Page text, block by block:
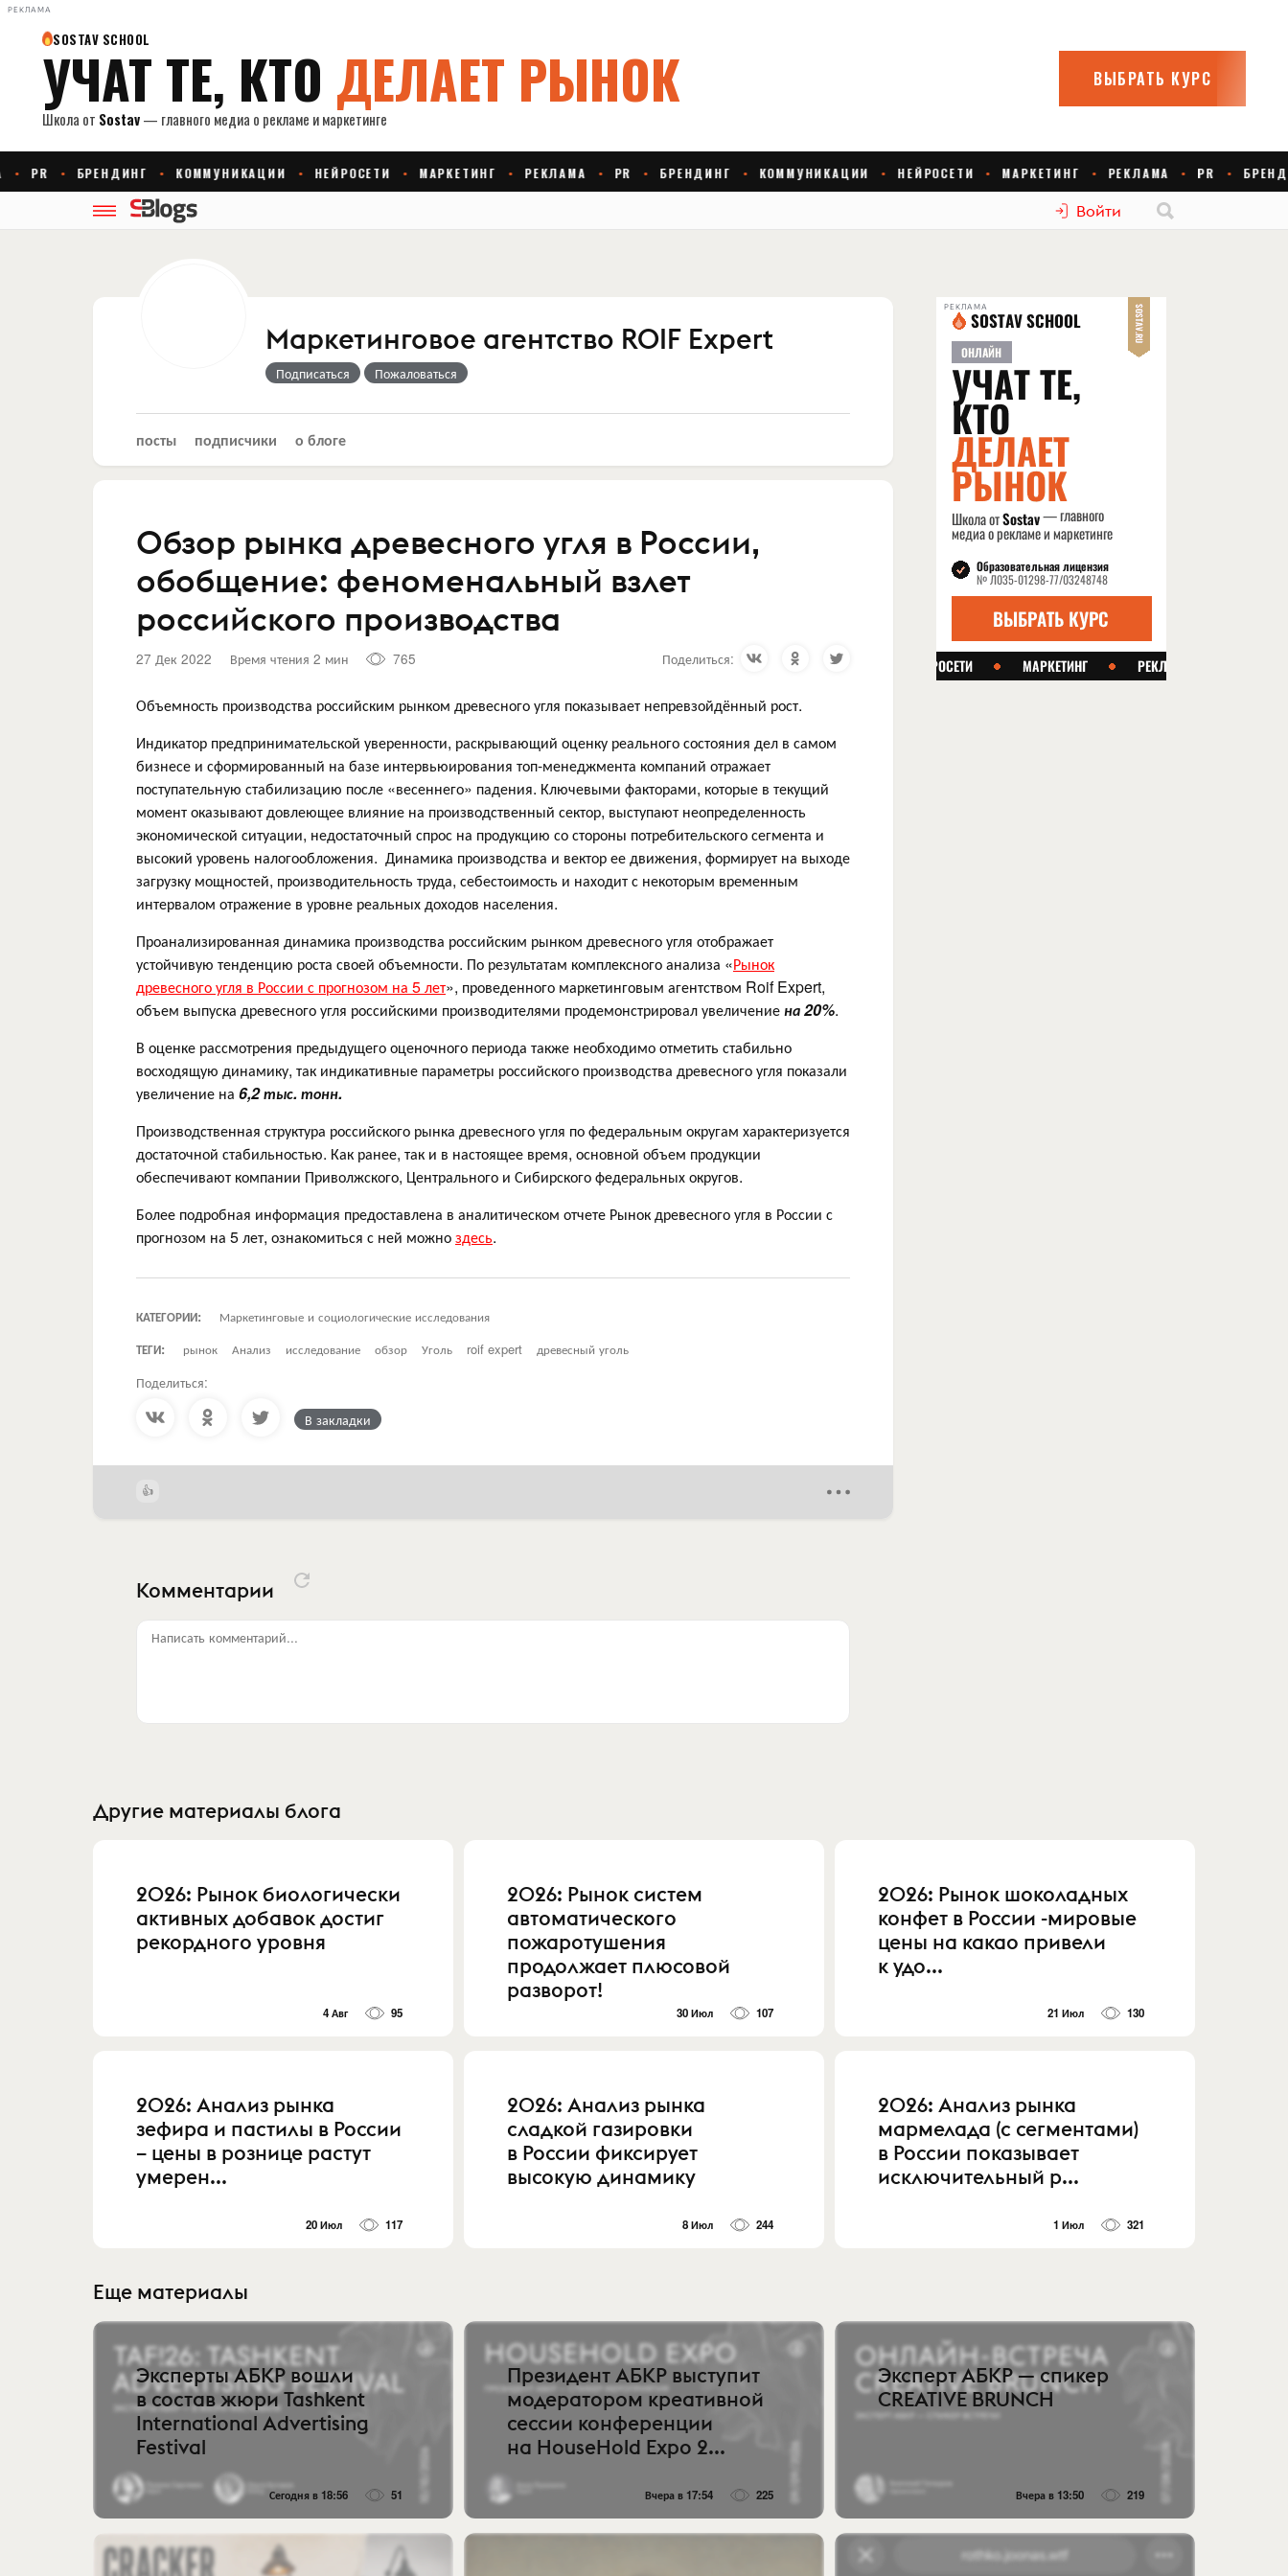
РЕКЛАМА
Войти
Маркетинговое агентство ROIF Expert
Подписаться Пожаловаться
посты подписчики о блоге
Обзор рынка древесного угля в России,
обобщение: феноменальный взлет
российского производства
27 Дек 2022 Время чтения 2 мин 765 Поделиться:
Объемность производства российским рынком древесного угля показывает непревзойдённый рост.
Индикатор предпринимательской уверенности, раскрывающий оценку реального состояния дел в самом
бизнесе и сформированный на базе интервьюирования топ-менеджмента компаний отражает
поступательную стабилизацию после «весеннего» падения. Ключевыми факторами, которые в текущий
момент оказывают довлеющее влияние на производственный сектор, выступают неопределенность
экономической ситуации, недостаточный спрос на продукцию со стороны потребительского сегмента и
высокий уровень налогообложения. Динамика производства и вектор ее движения, формирует на выходе
загрузку мощностей, производительность труда, себестоимость и находит с некоторым временным
интервалом отражение в уровне реальных доходов населения.
Проанализированная динамика производства российским рынком древесного угля отображает
устойчивую тенденцию роста своей объемности. По результатам комплексного анализа «Рынок
древесного угля в России с прогнозом на 5 лет», проведенного маркетинговым агентством Roif Expert,
объем выпуска древесного угля российскими производителями продемонстрировал увеличение на 20%.
В оценке рассмотрения предыдущего оценочного периода также необходимо отметить стабильно
восходящую динамику, так индикативные параметры российского производства древесного угля показали
увеличение на 6,2 тыс. тонн.
Производственная структура российского рынка древесного угля по федеральным округам характеризуется
достаточной стабильностью. Как ранее, так и в настоящее время, основной объем продукции
обеспечивают компании Приволжского, Центрального и Сибирского федеральных округов.
Более подробная информация предоставлена в аналитическом отчете Рынок древесного угля в России с
прогнозом на 5 лет, ознакомиться с ней можноздесь.
КАТЕГОРИИ:
Маркетинговые и социологические исследования
ТЕГИ:
рынок Анализ исследование обзор Уголь roif expert древесный уголь
Поделиться:
В закладки
Комментарии
Написать комментарий...
РЕКЛАМА
Другие материалы блога
2026: Рынок биологически
активных добавок достиг
рекордного уровня
4 Авг 95
2026: Рынок систем
автоматического
пожаротушения
продолжает плюсовой
разворот!
30 Июл 107
2026: Рынок шоколадных
конфет в России -мировые
цены на какао привели
к удо...
21 Июл 130
2026: Анализ рынка
зефира и пастилы в России
– цены в рознице растут
умерен...
20 Июл 117
2026: Анализ рынка
сладкой газировки
в России фиксирует
высокую динамику
8 Июл 244
2026: Анализ рынка
мармелада (с сегментами)
в России показывает
исключительный р...
1 Июл 321
Еще материалы
Эксперты АБКР вошли
в состав жюри Tashkent
International Advertising
Festival
Сегодня в 18:56 51
Президент АБКР выступит
модератором креативной
сессии конференции
на HouseHold Expo 2...
Вчера в 17:54 225
Эксперт АБКР — спикер
CREATIVE BRUNCH
Вчера в 13:50 219